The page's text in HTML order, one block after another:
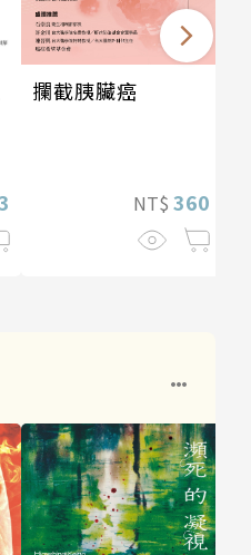
攔截胰臟癌
NT$ 360